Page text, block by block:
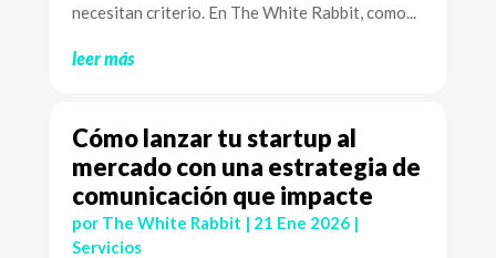
necesitan criterio. En The White Rabbit, como...
leer más
Cómo lanzar tu startup al
mercado con una estrategia de
comunicación que impacte
por The White Rabbit | 21 Ene 2026|
Servicios